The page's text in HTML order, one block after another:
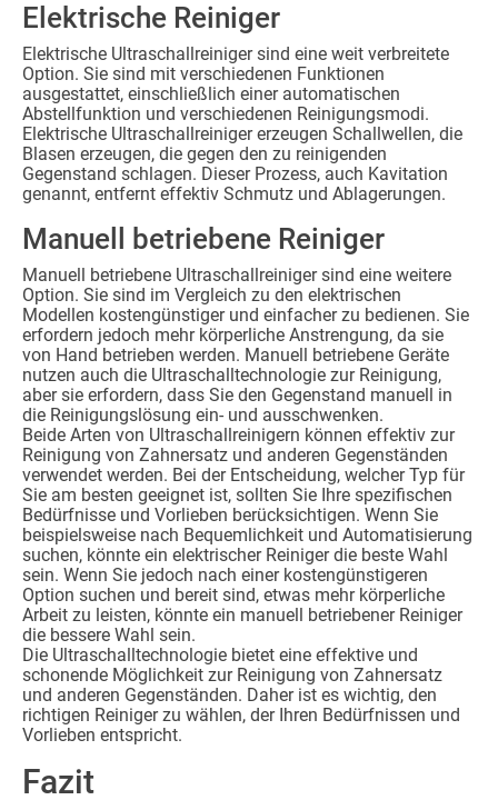
Elektrische Reiniger
Elektrische Ultraschallreiniger sind eine weit verbreitete
Option. Sie sind mit verschiedenen Funktionen
ausgestattet, einschließlich einer automatischen
Abstellfunktion und verschiedenen Reinigungsmodi.
Elektrische Ultraschallreiniger erzeugen Schallwellen, die
Blasen erzeugen, die gegen den zu reinigenden
Gegenstand schlagen. Dieser Prozess, auch Kavitation
genannt, entfernt effektiv Schmutz und Ablagerungen.
Manuell betriebene Reiniger
Manuell betriebene Ultraschallreiniger sind eine weitere
Option. Sie sind im Vergleich zu den elektrischen
Modellen kostengünstiger und einfacher zu bedienen. Sie
erfordern jedoch mehr körperliche Anstrengung, da sie
von Hand betrieben werden. Manuell betriebene Geräte
nutzen auch die Ultraschalltechnologie zur Reinigung,
aber sie erfordern, dass Sie den Gegenstand manuell in
die Reinigungslösung ein- und ausschwenken.
Beide Arten von Ultraschallreinigern können effektiv zur
Reinigung von Zahnersatz und anderen Gegenständen
verwendet werden. Bei der Entscheidung, welcher Typ für
Sie am besten geeignet ist, sollten Sie Ihre spezifischen
Bedürfnisse und Vorlieben berücksichtigen. Wenn Sie
beispielsweise nach Bequemlichkeit und Automatisierung
suchen, könnte ein elektrischer Reiniger die beste Wahl
sein. Wenn Sie jedoch nach einer kostengünstigeren
Option suchen und bereit sind, etwas mehr körperliche
Arbeit zu leisten, könnte ein manuell betriebener Reiniger
die bessere Wahl sein.
Die Ultraschalltechnologie bietet eine effektive und
schonende Möglichkeit zur Reinigung von Zahnersatz
und anderen Gegenständen. Daher ist es wichtig, den
richtigen Reiniger zu wählen, der Ihren Bedürfnissen und
Vorlieben entspricht.
Fazit